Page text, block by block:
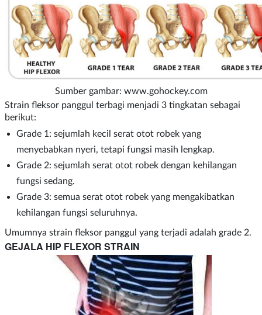
Sumber gambar: www.gohockey.com
Strain fleksor panggul terbagi menjadi 3 tingkatan sebagai
berikut:
Grade 1: sejumlah kecil serat otot robek yang
menyebabkan nyeri, tetapi fungsi masih lengkap.
Grade 2: sejumlah serat otot robek dengan kehilangan
fungsi sedang.
Grade 3: semua serat otot robek yang mengakibatkan
kehilangan fungsi seluruhnya.
Umumnya strain fleksor panggul yang terjadi adalah grade 2.
GEJALA HIP FLEXOR STRAIN